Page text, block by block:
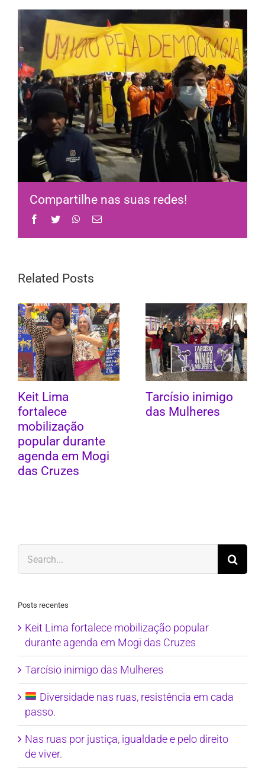
Compartilhe nas suas redes!
Facebook
Twitter WhatsApp
Email
Related Posts
Keit Lima
fortalece
mobilização
popular durante
agenda em Mogi
das Cruzes
Tarcísio inimigo
das Mulheres
for:
Posts recentes
Keit Lima fortalece mobilização popular
durante agenda em Mogi das Cruzes
Tarcísio inimigo das Mulheres
Diversidade nas ruas, resistência em cada
passo.
Nas ruas por justiça, igualdade e pelo direito
de viver.